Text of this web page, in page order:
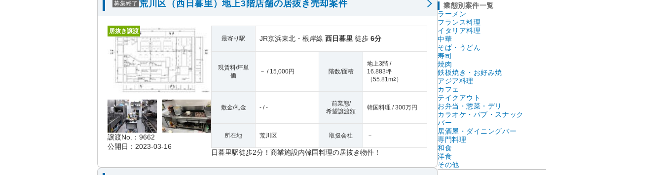
募集終了 荒川区（西日暮里）地上3階店舗の居抜き売却案件
居抜き譲渡
譲渡No.：9662
公開日：2023-03-16
最寄り駅 JR京浜東北・根岸線 西日暮里 徒歩 6分
現賃料/坪単
価
－ / 15,000円 階数/面積
地上3階 /
16.883坪
（55.81m2 ）
敷金/礼金 - / -
前業態/
希望譲渡額
韓国料理 / 300万円
所在地 荒川区 取扱会社 －
日暮里駅徒歩2分！商業施設内韓国料理の居抜き物件！
業態別案件一覧
ラーメン
フランス料理
イタリア料理
中華
そば・うどん
寿司
焼肉
鉄板焼き・お好み焼
アジア料理
カフェ
テイクアウト
お弁当・惣菜・デリ
カラオケ・パブ・スナック
バー
居酒屋・ダイニングバー
専門料理
和食
洋食
その他